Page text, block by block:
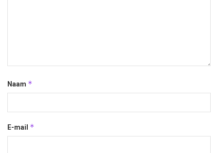
Naam *
E-mail *